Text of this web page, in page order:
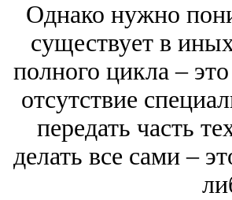
Однако нужно
существует в
полного цикла –
отсутствие
передать часть
делать все сами –